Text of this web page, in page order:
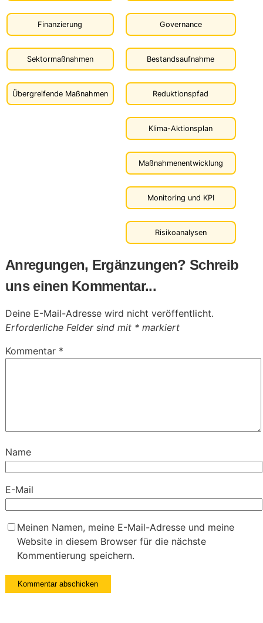
Finanzierung
Sektormaßnahmen
Übergreifende Maßnahmen
Governance
Bestandsaufnahme
Reduktionspfad
Klima-Aktionsplan
Maßnahmenentwicklung
Monitoring und KPI
Risikoanalysen
Anregungen, Ergänzungen? Schreib
uns einen Kommentar...
Deine E-Mail-Adresse wird nicht veröffentlicht.
Erforderliche Felder sind mit *markiert
Kommentar *
Name
E-Mail
Meinen Namen, meine E-Mail-Adresse und meine
Website in diesem Browser für die nächste
Kommentierung speichern.